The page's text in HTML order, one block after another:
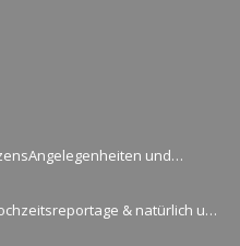
und
& natürlich und